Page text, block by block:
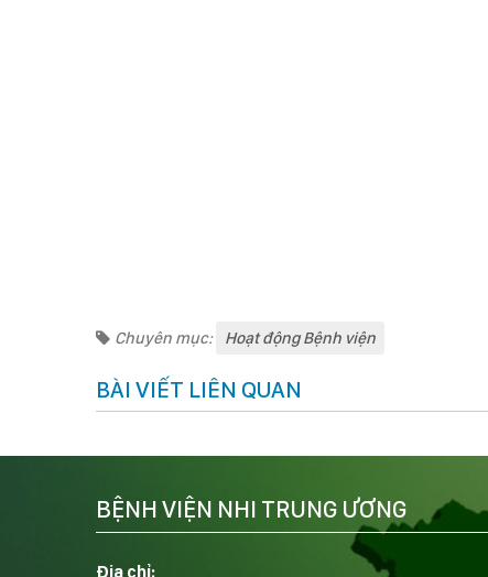
Chuyên mục: Hoạt động Bệnh viện
BÀI VIẾT LIÊN QUAN
Địa chỉ:
BỆNH VIỆN NHI TRUNG ƯƠNG